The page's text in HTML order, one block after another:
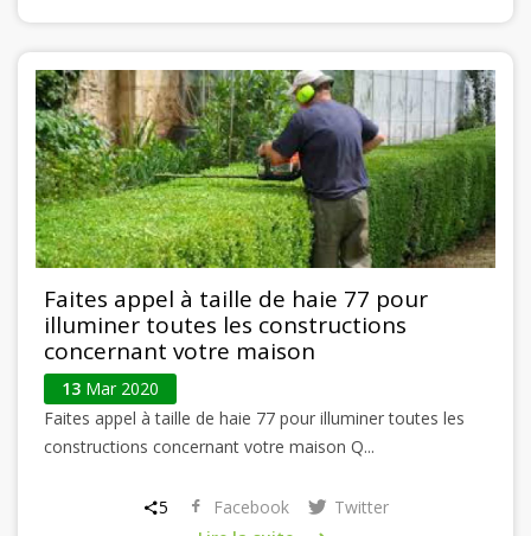
Faites appel à taille de haie 77 pour
illuminer toutes les constructions
concernant votre maison
13 Mar 2020
Faites appel à taille de haie 77 pour illuminer toutes les
constructions concernant votre maison Q...
5 Facebook
Twitter